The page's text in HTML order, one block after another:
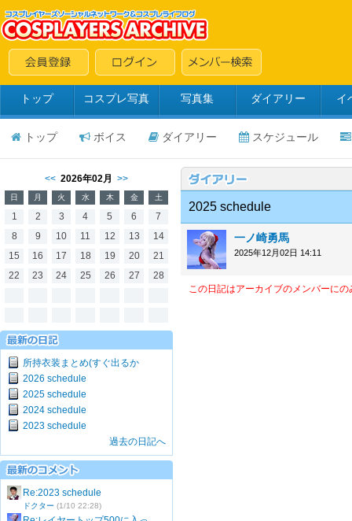
トップ コスプレ写真 写真集 ダイアリー イ
トップ ボイス ダイアリー スケジュール
<< 2026年02月 >>
日 月 火 水 木 金 土
1 2 3 4 5 6
7
8
9 10 11 12 13
14
15
16 17 18 19 20
21
22
23 24 25 26 27 28
所持衣装まとめ(すぐ出るか
2026 schedule
2025 schedule
2024 schedule
2023 schedule
過去の日記へ
Re:2023 schedule
ドクター (1/10 22:28)
2025 schedule
一ノ崎勇馬
2025年12月02日 14:11
この日記はアーカイブのメンバーに